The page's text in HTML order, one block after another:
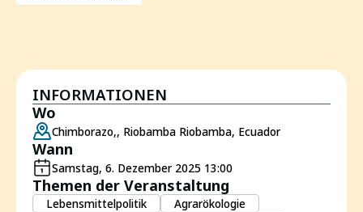
INFORMATIONEN
Wo
Chimborazo,, Riobamba Riobamba, Ecuador
Wann
Samstag, 6. Dezember 2025 13:00
Themen der Veranstaltung
Lebensmittelpolitik
Agrarökologie